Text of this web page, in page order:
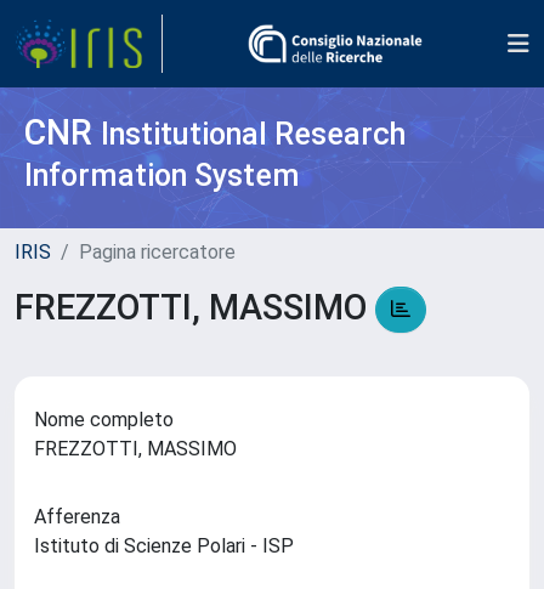
CNR Institutional Research
Information System
IRIS Pagina ricercatore
FREZZOTTI, MASSIMO
Nome completo
FREZZOTTI, MASSIMO
Afferenza
Istituto di Scienze Polari - ISP